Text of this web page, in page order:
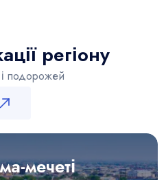
регіону
і подорожей
мечеті